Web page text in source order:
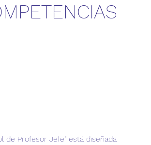
de Profesor Jefe" está diseñada